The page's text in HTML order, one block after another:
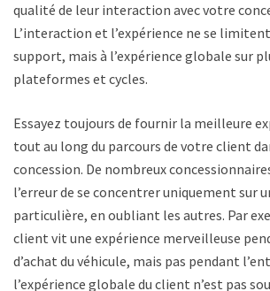
qualité de leur interaction avec votre
L’interaction et l’expérience ne se
support, mais à l’expérience globale sur
plateformes et cycles.
Essayez toujours de fournir la meilleure
tout au long du parcours de votre client
concession. De nombreux
l’erreur de se concentrer uniquement sur
particulière, en oubliant les autres. Par
client vit une expérience merveilleuse
d’achat du véhicule, mais pas pendant
l’expérience globale du client n’est pas